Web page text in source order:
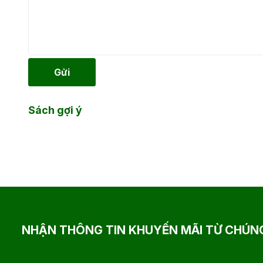
Gửi
Sách gợi ý
NHẬN THÔNG TIN KHUYẾN MÃI TỪ